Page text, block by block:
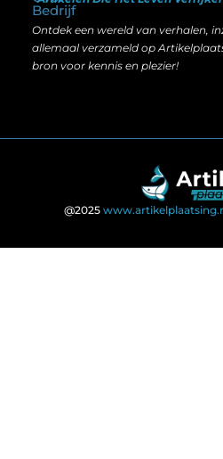
Bedrijf
Ontdek een wereld van verhalen,
allemaal verzameld op
bron voor kennis en plezier!
@2025